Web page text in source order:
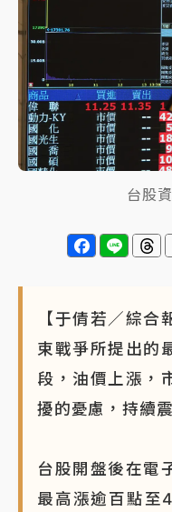
台股處置新制明天
周末精選｜
鎢業董
員工犯案 破案關鍵
台股
【于倩若／綜
束戰爭所提出的
段，油價上漲，
擾的憂慮，持續
台股開盤後在電
最高漲逾百點至